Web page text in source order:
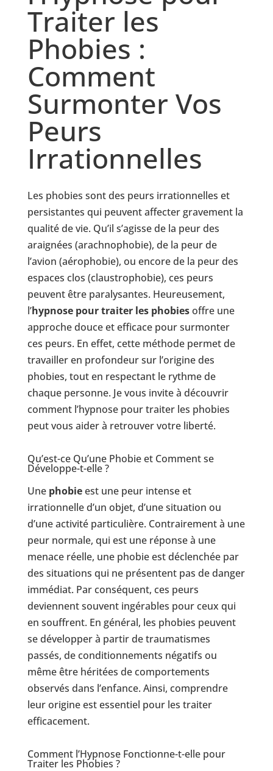
Traiter les
Phobies :
Comment
Surmonter Vos
Peurs
Irrationnelles
Les phobies sont des peurs irrationnelles et
persistantes qui peuvent affecter gravement la
qualité de vie. Qu’il s’agisse de la peur des
araignées (arachnophobie), de la peur de
l’avion (aérophobie), ou encore de la peur des
espaces clos (claustrophobie), ces peurs
peuvent être paralysantes. Heureusement,
l’hypnose pour traiter les phobiesoffre une
approche douce et efficace pour surmonter
ces peurs. En effet, cette méthode permet de
travailler en profondeur sur l’origine des
phobies, tout en respectant le rythme de
chaque personne. Je vous invite à découvrir
comment l’hypnose pour traiter les phobies
peut vous aider à retrouver votre liberté.
Qu’est-ce Qu’une Phobie et Comment se
Développe-t-elle ?
Une phobieest une peur intense et
irrationnelle d’un objet, d’une situation ou
d’une activité particulière. Contrairement à une
peur normale, qui est une réponse à une
menace réelle, une phobie est déclenchée par
des situations qui ne présentent pas de danger
immédiat. Par conséquent, ces peurs
deviennent souvent ingérables pour ceux qui
en souffrent. En général, les phobies peuvent
se développer à partir de traumatismes
passés, de conditionnements négatifs ou
même être héritées de comportements
observés dans l’enfance. Ainsi, comprendre
leur origine est essentiel pour les traiter
efficacement.
Comment l’Hypnose Fonctionne-t-elle pour
Traiter les Phobies ?